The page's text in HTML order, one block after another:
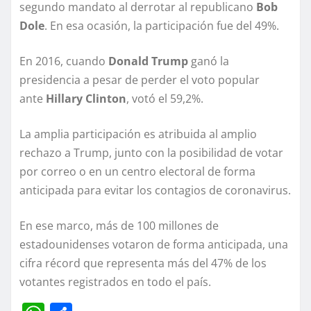
segundo mandato al derrotar al republicano Bob
Dole. En esa ocasión, la participación fue del 49%.
En 2016, cuando Donald Trump ganó la
presidencia a pesar de perder el voto popular
ante Hillary Clinton, votó el 59,2%.
La amplia participación es atribuida al amplio
rechazo a Trump, junto con la posibilidad de votar
por correo o en un centro electoral de forma
anticipada para evitar los contagios de coronavirus.
En ese marco, más de 100 millones de
estadounidenses votaron de forma anticipada, una
cifra récord que representa más del 47% de los
votantes registrados en todo el país.